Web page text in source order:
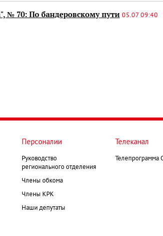
№ 70: По бандеровскому пути 05.07 09:40
Персоналии
Руководство
регионального отделения
Члены обкома
Члены КРК
Наши депутаты
Телеканал
Телепрограмма